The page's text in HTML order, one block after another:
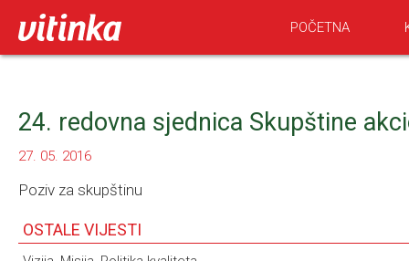
POČETNA
24. redovna sjednica Skupštine
27. 05. 2016
Poziv za skupštinu
OSTALE VIJESTI